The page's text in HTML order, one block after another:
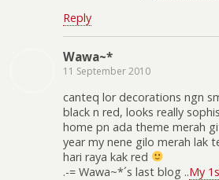
Reply
Wawa~*
11 September 2010
canteq lor decorations ngn
black n red, looks really
home pn ada theme merah
year my nene gilo merah lak
hari raya kak red
.-= Wawa~*´s last blog ..My